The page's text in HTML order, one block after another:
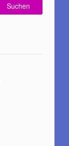
Suchen